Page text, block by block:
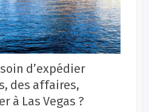
d’expédier
des affaires,
à Las Vegas ?